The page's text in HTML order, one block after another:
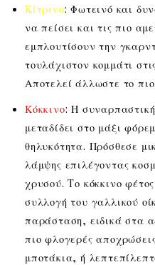
Κίτρινο: Φωτεινό και
να πείσει και τις πιο
εμπλουτίσουν την
τουλάχιστον κομμάτι
Αποτελεί άλλωστε το
Κόκκινο: Η
μεταδίδει στο μάξι
θηλυκότητα. Πρόσθεσε
λάμψης επιλέγοντας
χρυσού. Tο κόκκινο
συλλογή του γαλλικού
παράσταση, ειδικά στα
πιο φλογερές
μποτάκια, ή